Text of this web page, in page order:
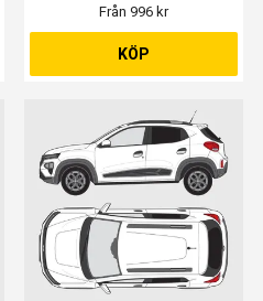
Från 996 kr
KÖP